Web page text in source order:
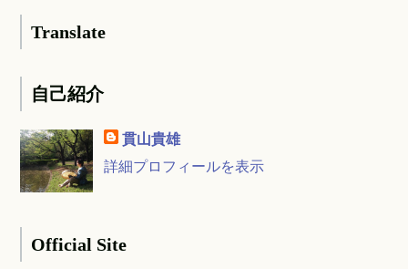
Translate
自己紹介
貫山貴雄
詳細プロフィールを表示
Official Site